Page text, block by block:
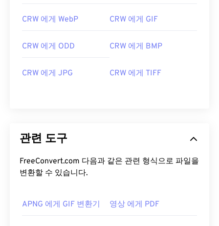
CRW 에게 WebP CRW 에게 GIF
CRW 에게 ODD CRW 에게 BMP
CRW 에게 JPG CRW 에게 TIFF
관련 도구
FreeConvert.com 다음과 같은 관련 형식으로 파일을
변환할 수 있습니다.
APNG 에게 GIF 변환기 영상 에게 PDF